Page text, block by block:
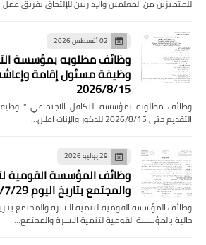
للمتميزين من المعلمين والإداريين للإلتحاق بفريق
02 أغسطس 2026
وظائف مطلوبه بمؤسسة
وظيفة مسئول إقامة
2026/8/15
وظائف مطلوبه بمؤسسة التكافل الاجتماعي "
التقديم حتى 2026/8/15 للذكور والإناث اعلان…
29 يوليو 2026
وظائف المؤسسة القومية
والمجتمع بتاريخ اليوم 2026/7/29
خالية بالمؤسسة القومية لتنمية الاسرة والمجتمع…